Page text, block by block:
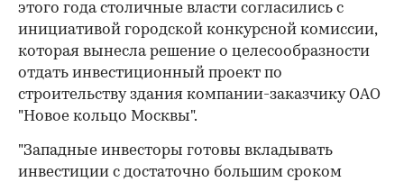
этого года столичные власти согласились с
инициативой городской конкурсной комиссии,
которая вынесла решение о целесообразности
отдать инвестиционный проект по
строительству здания компании-заказчику ОАО
"Новое кольцо Москвы".
"Западные инвесторы готовы вкладывать
инвестиции с достаточно большим сроком